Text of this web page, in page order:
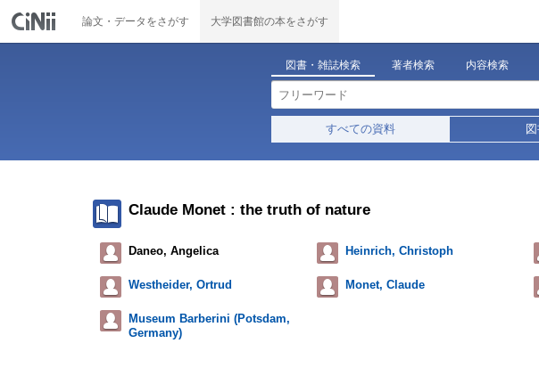
論文・データをさがす 大学図書館の本をさがす
図書・雑誌検索 著者検索 内容検索
すべての資料
Claude Monet : the truth of nature
Daneo, Angelica Heinrich, Christoph
Westheider, Ortrud Monet, Claude
Museum Barberini (Potsdam,
Germany)